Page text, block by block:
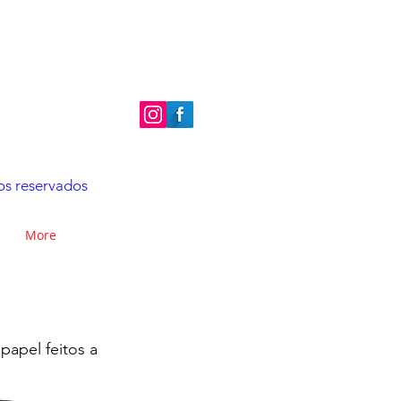
reservados
More
feitos a